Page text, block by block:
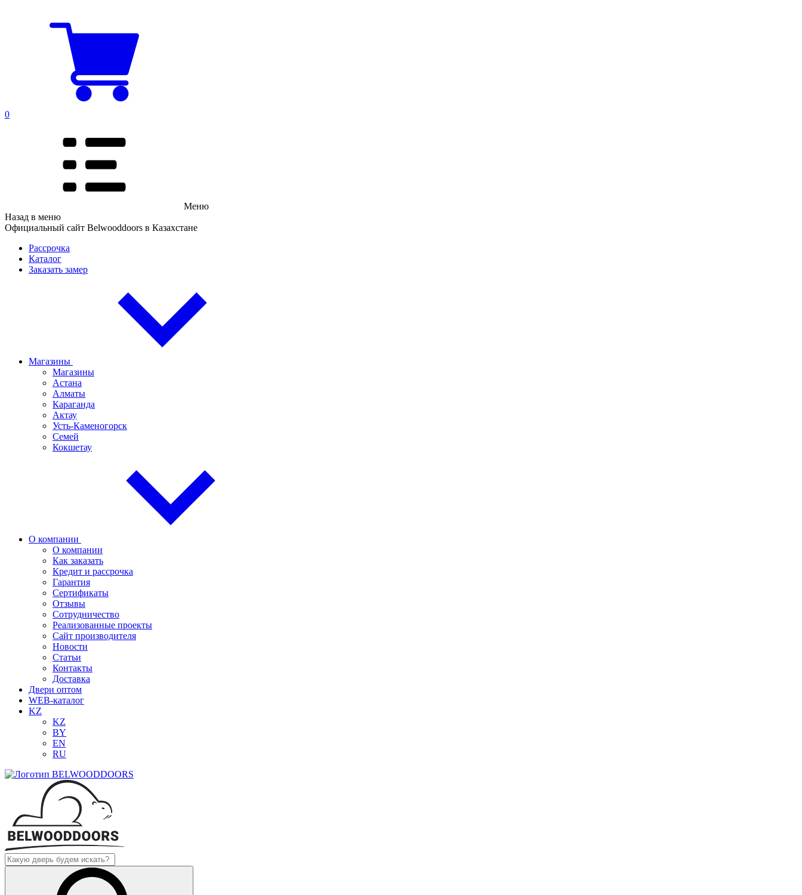
0
Меню
Назад в меню
Официальный сайт Belwooddoors в Казахстане
Рассрочка
Каталог
Заказать замер
Магазины
Магазины
Астана
Алматы
Караганда
Актау
Усть-Каменогорск
Семей
Кокшетау
О компании
О компании
Как заказать
Кредит и рассрочка
Гарантия
Сертификаты
Отзывы
Сотрудничество
Реализованные проекты
Сайт производителя
Новости
Статьи
Контакты
Доставка
Двери оптом
WEB-каталог
KZ
KZ
BY
EN
RU